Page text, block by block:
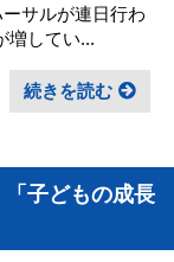
サルが連日行わ
増してい...
続きを読む
子どもの成長